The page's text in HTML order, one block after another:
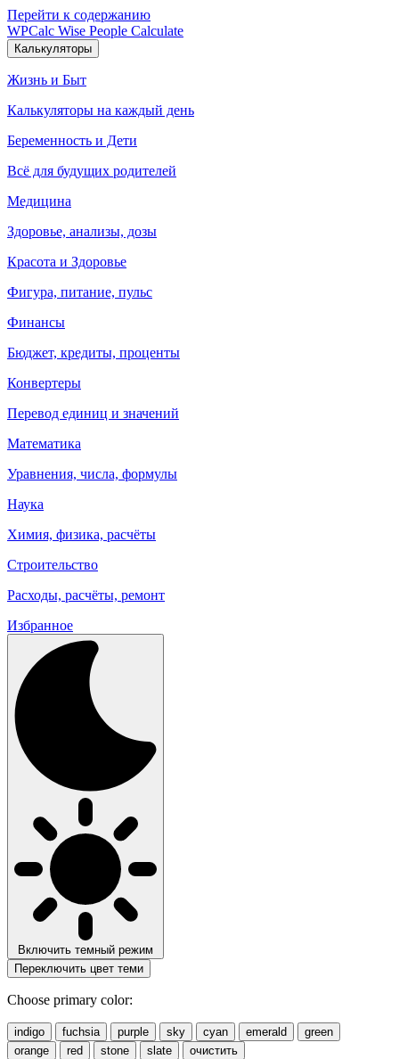
Перейти к содержанию
WPCalc Wise People Calculate
Калькуляторы
Жизнь и Быт
Калькуляторы на каждый день
Беременность и Дети
Всё для будущих родителей
Медицина
Здоровье, анализы, дозы
Красота и Здоровье
Фигура, питание, пульс
Финансы
Бюджет, кредиты, проценты
Конвертеры
Перевод единиц и значений
Математика
Уравнения, числа, формулы
Наука
Химия, физика, расчёты
Строительство
Расходы, расчёты, ремонт
Избранное
Включить темный режим
Переключить цвет теми
Choose primary color:
indigo fuchsia purple sky cyan emerald
green
orange
red stone slate очистить